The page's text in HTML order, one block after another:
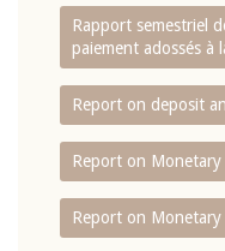
Rapport semestriel
paiement adossés à
Report on deposit
Report on Monetary
Report on Monetary